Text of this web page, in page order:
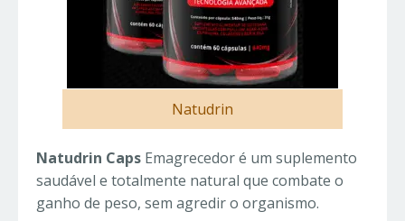
Natudrin
Natudrin Caps Emagrecedor é um suplemento
saudável e totalmente natural que combate o
ganho de peso, sem agredir o organismo.